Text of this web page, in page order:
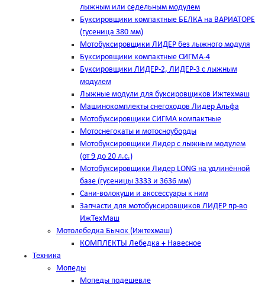
лыжным или седельным модулем
Буксировщики компактные БЕЛКА на ВАРИАТОРЕ
(гусеница 380 мм)
Мотобуксировщики ЛИДЕР без лыжного модуля
Буксировщики компактные СИГМА-4
Буксировщики ЛИДЕР-2, ЛИДЕР-3 c лыжным
модулем
Лыжные модули для буксировщиков Ижтехмаш
Машинокомплекты снегоходов Лидер Альфа
Мотобуксировщики СИГМА компактные
Мотоснегокаты и мотосноуборды
Мотобуксировщики Лидер с лыжным модулем
(от 9 до 20 л.с.)
Мотобуксировщики Лидер LONG на удлинённой
базе (гусеницы 3333 и 3636 мм)
Сани-волокуши и акссессуары к ним
Запчасти для мотобуксировщиков ЛИДЕР пр-во
ИжТехМаш
Мотолебедка Бычок (Ижтехмаш)
КОМПЛЕКТЫ Лебедка + Навесное
Техника
Мопеды
Мопеды подешевле